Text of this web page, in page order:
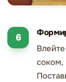
соком,